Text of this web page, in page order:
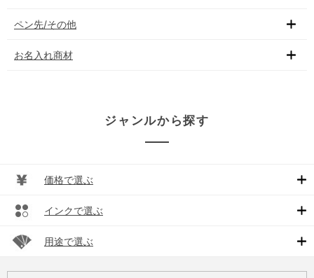
ペン先/その他
お名入れ商材
ジャンルから探す
価格で選ぶ
インクで選ぶ
用途で選ぶ